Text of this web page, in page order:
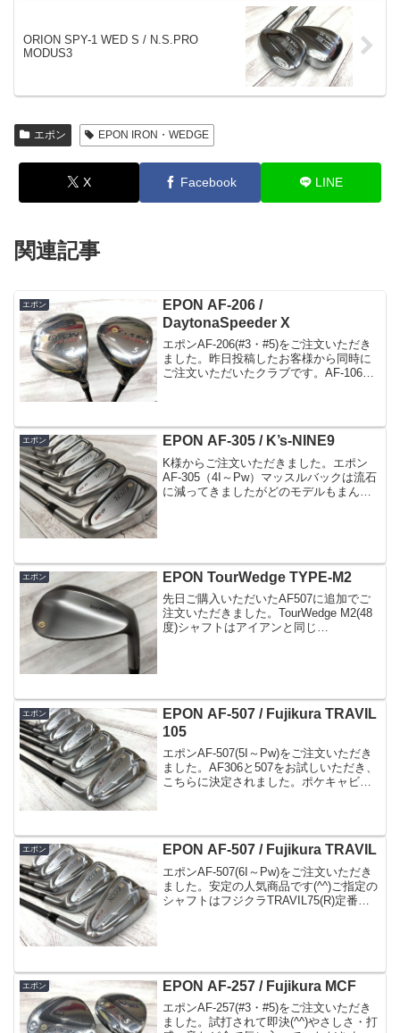
ORION SPY-1 WED S / N.S.PRO
MODUS3
エポン EPON IRON・WEDGE
X Facebook LINE
関連記事
エポン
EPON AF-206 /
DaytonaSpeeder X
エポンAF-206(#3・#5)をご注文いただき
ました。昨日投稿したお客様から同時に
ご注文いただいたクラブです。AF-106の
がめ...
エポン EPON AF-305 / K’s-NINE9
K様からご注文いただきました。エポン
AF-305（4I～Pw）マッスルバックは流石
に減ってきましたがどのモデルもまんべ
エポン EPON TourWedge TYPE-M2
先日ご購入いただいたAF507に追加でご
注文いただきました。TourWedge M2(48
度)シャフトはアイアンと同じ
エポン
EPON AF-507 / Fujikura TRAVIL
105
エポンAF-507(5I～Pw)をご注文いただき
ました。AF306と507をお試しいただき、
こちらに決定されました。ポケキャビに
エポン EPON AF-507 / Fujikura TRAVIL
エポンAF-507(6I～Pw)をご注文いただき
ました。安定の人気商品です(^^)ご指定の
シャフトはフジクラTRAVIL75(R)定番の
エポン EPON AF-257 / Fujikura MCF
エポンAF-257(#3・#5)をご注文いただき
ました。試打されて即決(^^)やさしさ・打